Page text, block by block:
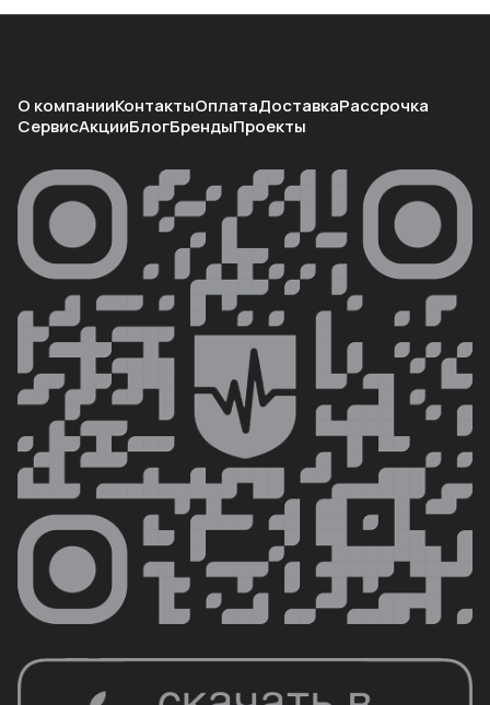
О компанииКонтактыОплатаДоставкаРассрочка
СервисАкцииБлогБрендыПроекты